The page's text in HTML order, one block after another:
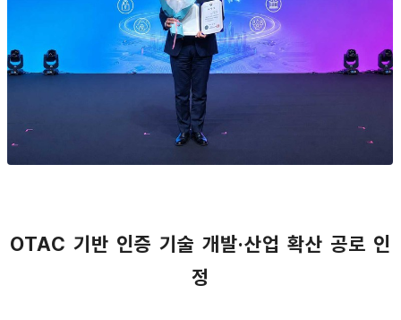
OTAC 기반 인증 기술 개발·산업 확산 공로 인
정